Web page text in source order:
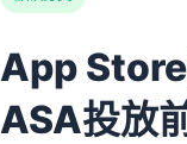
App Store
ASA投放